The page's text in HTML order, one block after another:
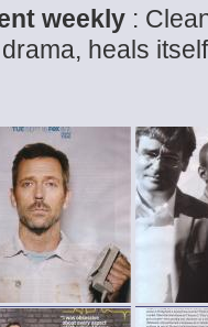
weekly :
heals